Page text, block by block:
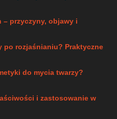
przyczyny, objawy i
po rozjaśnianiu? Praktyczne
do mycia twarzy?
i zastosowanie w